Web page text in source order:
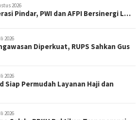
2026
Pindar, PWI dan AFPI Bersinergi L…
2026
Diperkuat, RUPS Sahkan Gus
2026
Siap Permudah Layanan Haji dan
2026